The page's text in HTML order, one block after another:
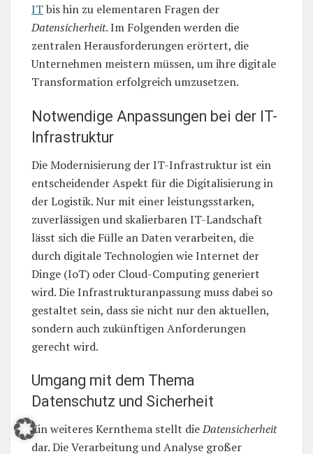
ITbis hin zu elementaren Fragen der
Datensicherheit. Im Folgenden werden die
zentralen Herausforderungen erörtert, die
Unternehmen meistern müssen, um ihre digitale
Transformation erfolgreich umzusetzen.
Notwendige Anpassungen bei der IT-
Infrastruktur
Die Modernisierung der IT-Infrastruktur ist ein
entscheidender Aspekt für die Digitalisierung in
der Logistik. Nur mit einer leistungsstarken,
zuverlässigen und skalierbaren IT-Landschaft
lässt sich die Fülle an Daten verarbeiten, die
durch digitale Technologien wie Internet der
Dinge (IoT) oder Cloud-Computing generiert
wird. Die Infrastrukturanpassung muss dabei so
gestaltet sein, dass sie nicht nur den aktuellen,
sondern auch zukünftigen Anforderungen
gerecht wird.
Umgang mit dem Thema
Datenschutz und Sicherheit
Ein weiteres Kernthema stellt dieDatensicherheit
dar. Die Verarbeitung und Analyse großer